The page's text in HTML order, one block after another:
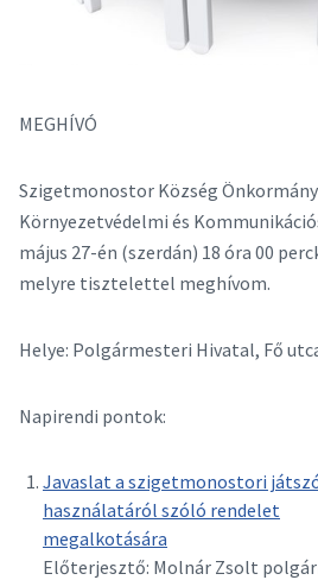
MEGHÍVÓ
Szigetmonostor Község
Környezetvédelmi és
május 27-én (szerdán) 18 óra 00
melyre tisztelettel meghívom.
Helye: Polgármesteri Hivatal, Fő
Napirendi pontok:
Javaslat a szigetmonostori
használatáról szóló rendelet
megalkotására
Előterjesztő: Molnár Zsolt